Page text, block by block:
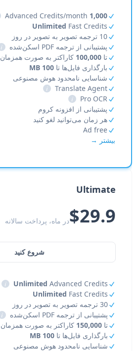
1,000
Unlimited Fast Credits
10 ترجمه تصویر به تصویر در روز
پشتیبانی از ترجمه PDF اسکن‌شده
i
تا 100,000 کاراکتر به صورت همزمان
بارگذاری فایل‌ها تا 100 MB
شناسایی نامحدود هوش مصنوعی
Translate Agent
i
Pro OCR
i
پشتیبانی از افزونه کروم
هر زمان می‌توانید لغو کنید
Ad free
بیشتر →
Ultimate
$29.9در ماه، پرداخت سالانه
شروع کنید
Unlimited Advanced Credits
i
Unlimited Fast Credits
30 ترجمه تصویر به تصویر در روز
پشتیبانی از ترجمه PDF اسکن‌شده
i
تا 150,000 کاراکتر به صورت همزمان
بارگذاری فایل‌ها تا 100 MB
شناسایی نامحدود هوش مصنوعی